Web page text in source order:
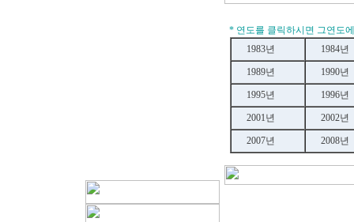
* 연도를 클릭하시면 그연도
1983년
1984년
1989년 1990년
1995년 1996년
2001년 2002년
2007년 2008년